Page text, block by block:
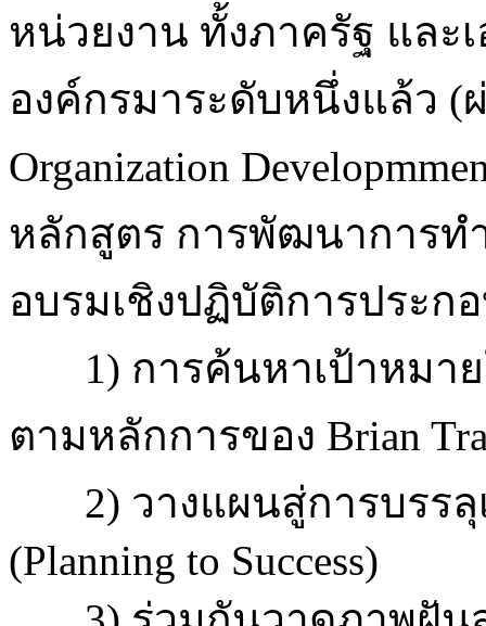
หน่วยงาน ทั้งภาครัฐ แล
องค์กรมาระดับหนึ่งแล้ว (
Organization
หลักสูตร การพัฒนาการท
อบรมเชิงปฏิบัติการประก
1) การค้นหาเป้าหมาย
ตามหลักการของ Brian
2) วางแผนสู่การบรรลุ
(Planning to Success)